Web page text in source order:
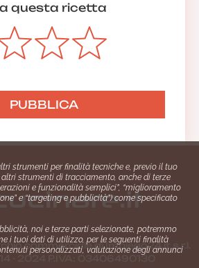
questa ricetta
commerciale di Impiego24.it s.r.l.
- 2024 P.IVA: 03406490130
strumenti per finalità tecniche e, previo il tuo
strumenti di tracciamento, anche di terze
e funzionalità semplici”, “miglioramento
e “targeting e pubblicità”) come specificato
noi e terze parti selezionate, potremmo
i tuoi dati di utilizzo, per le seguenti finalità
personalizzati, valutazione degli annunci